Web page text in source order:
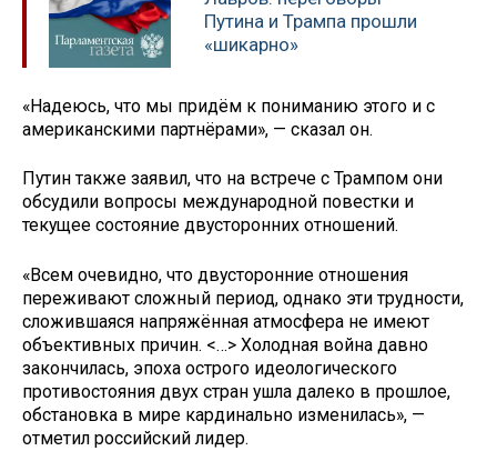
Путина и Трампа прошли
«шикарно»
«Надеюсь, что мы придём к пониманию этого и с
американскими партнёрами», — сказал он.
Путин также заявил, что на встрече с Трампом они
обсудили вопросы международной повестки и
текущее состояние двусторонних отношений.
«Всем очевидно, что двусторонние отношения
переживают сложный период, однако эти трудности,
сложившаяся напряжённая атмосфера не имеют
объективных причин. <…> Холодная война давно
закончилась, эпоха острого идеологического
противостояния двух стран ушла далеко в прошлое,
обстановка в мире кардинально изменилась», —
отметил российский лидер.